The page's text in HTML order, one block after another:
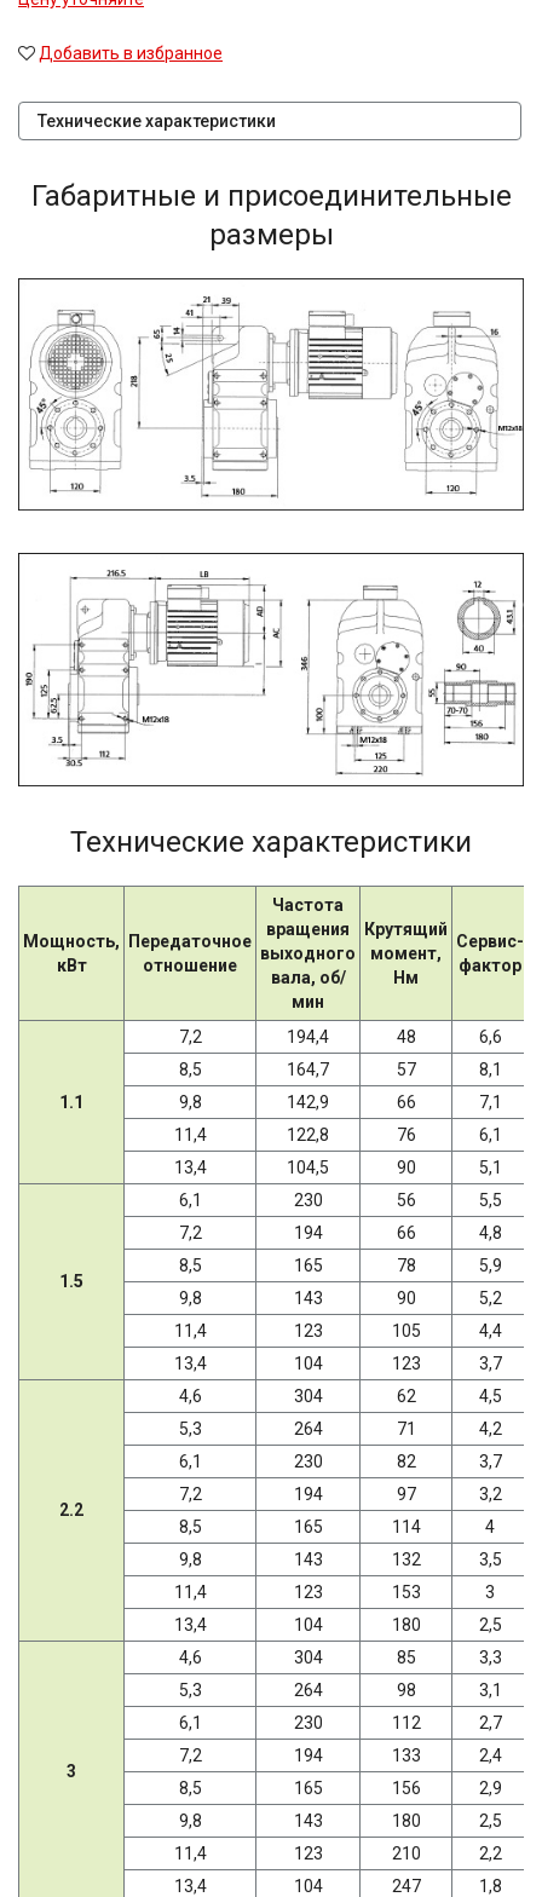
Добавить в избранное
Технические характеристики
Габаритные и присоединительные
размеры
Технические характеристики
Мощность,
кВт
Передаточное
отношение
Частота
вращения
выходного
вала, об/
мин
Крутящий
момент,
Нм
Сервис-
фактор
1.1
7,2 194,4 48
6,6
8,5
164,7 57
8,1
9,8
142,9 66
7,1
11,4
122,8 76
6,1
13,4
104,5 90 5,1
1.5
6,1 230 56
5,5
7,2
194 66
4,8
8,5
165 78
5,9
9,8
143 90
5,2
11,4
123 105
4,4
13,4
104 123 3,7
2.2
4,6 304 62
4,5
5,3
264 71
4,2
6,1
230 82
3,7
7,2
194 97
3,2
8,5
165 114
4
9,8
143 132
3,5
11,4
123 153
3
13,4
104 180 2,5
3
4,6 304 85
3,3
5,3
264 98
3,1
6,1
230 112
2,7
7,2
194 133
2,4
8,5
165 156
2,9
9,8
143 180
2,5
11,4
123 210
2,2
13,4
104 247 1,8